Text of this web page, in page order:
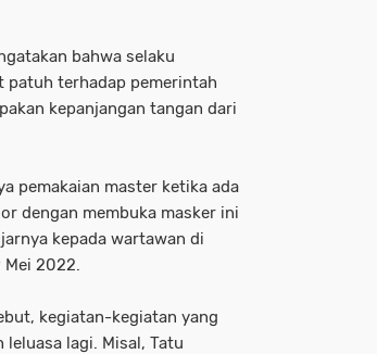
bahwa selaku
patuh terhadap pemerintah
kepanjangan tangan dari
pemakaian master ketika ada
dengan membuka masker ini
kepada wartawan di
Mei 2022.
kegiatan-kegiatan yang
lagi. Misal, Tatu